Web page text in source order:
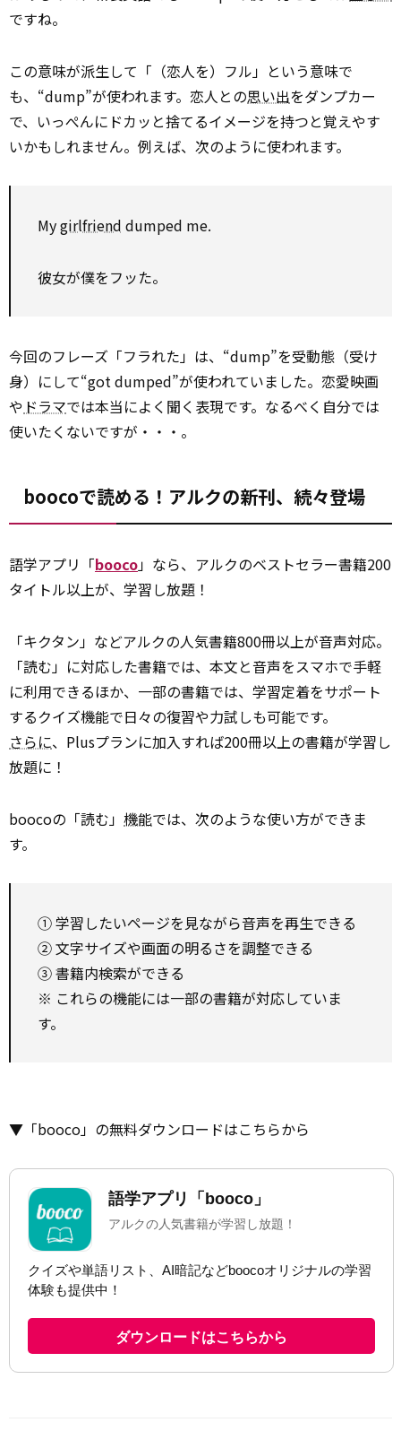
ですね。
この意味が派生して「（恋人を）フル」という意味で
も、“dump”が使われます。恋人との思い出をダンプカー
で、いっぺんにドカッと捨てるイメージを持つと覚えやす
いかもしれません。例えば、次のように使われます。
Mygirlfriend dumped me.
彼女が僕をフッた。
今回のフレーズ「フラれた」は、“dump”を受動態（受け
身）にして“got dumped”が使われていました。恋愛映画
や ドラマでは本当によく聞く表現です。なるべく自分では
使いたくないですが・・・。
boocoで読める！アルクの新刊、続々登場
語学アプリ「booco」なら、アルクのベストセラー書籍200
タイトル以上が、学習し放題！
「キクタン」などアルクの人気書籍800冊以上が音声対応。
「読む」に対応した書籍では、本文と音声をスマホで手軽
に利用できるほか、一部の書籍では、学習定着をサポート
するクイズ機能で日々の復習や力試しも可能です。
さらに、Plusプランに加入すれば200冊以上の書籍が学習し
放題に！
boocoの「読む」 機能では、次のような使い方ができま
す。
① 学習したいページを見ながら音声を再生できる
② 文字サイズや画面の明るさを調整できる
③ 書籍内検索ができる
※ これらの機能には一部の書籍が対応していま
す。
▼「booco」の無料ダウンロードはこちらから